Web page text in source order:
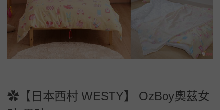
✿【日本西村 WESTY】 OzBoy奧茲女